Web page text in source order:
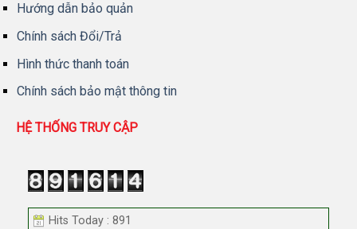
Hướng dẫn bảo quản
Chính sách Đổi/Trả
Hình thức thanh toán
Chính sách bảo mật thông tin
HỆ THỐNG TRUY CẬP
Hits Today : 891